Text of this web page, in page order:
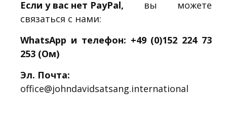
Если у вас нет PayPal, вы можете
связаться с нами:
WhatsApp и телефон: +49 (0)152 224 73
253 (Ом)
Эл. Почта:
office@johndavidsatsang.international